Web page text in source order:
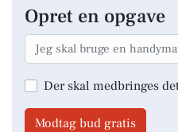
Opret en opgave
Der skal medbringes
Modtag bud gratis